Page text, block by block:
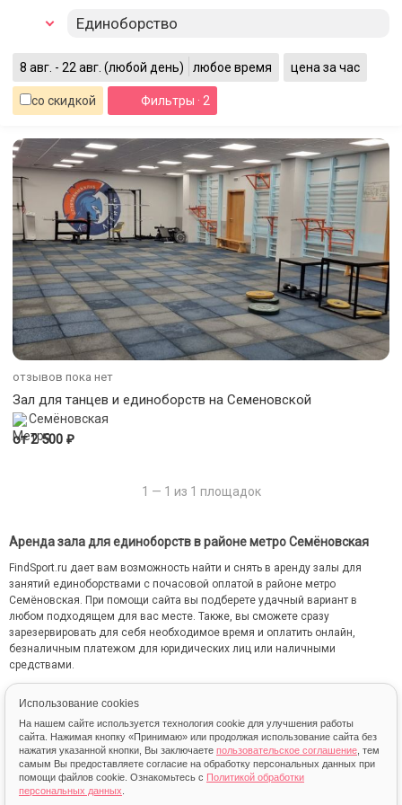
Использование cookies
На нашем сайте используется технология cookie для улучшения работы
сайта. Нажимая кнопку «Принимаю» или продолжая использование сайта без
нажатия указанной кнопки, Вы заключаете пользовательское соглашение , тем
самым Вы предоставляете согласие на обработку персональных данных при
помощи файлов cookie. Ознакомьтесь с Политикой обработки
персональных данных
Единоборство
8 авг. - 22 авг. (любой день) любое время цена за час
со скидкой Фильтры · 2
отзывов пока нет
Зал для танцев и единоборств на Семеновской
Семёновская
от 2 500 ₽
1 — 1 из 1 площадок
Аренда зала для единоборств в районе метро Семёновская
FindSport.ru дает вам возможность найти и снять в аренду залы для
занятий единоборствами с почасовой оплатой в районе метро
Семёновская. При помощи сайта вы подберете удачный вариант в
любом подходящем для вас месте. Также, вы сможете сразу
зарезервировать для себя необходимое время и оплатить онлайн,
безналичным платежом для юридических лиц или наличными
средствами.
местоположения на карте до фотографий и стоимости занятий.